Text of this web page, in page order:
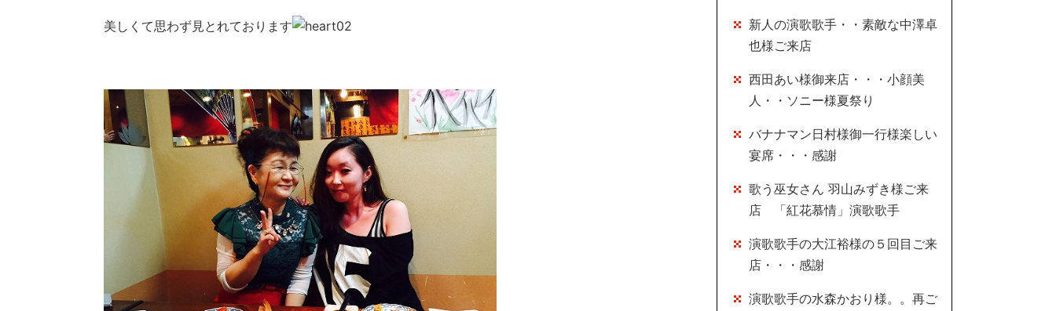
美しくて思わず見とれております
新人の演歌歌手・・素敵な中澤卓
也様ご来店
西田あい様御来店・・・小顔美
人・・ソニー様夏祭り
バナナマン日村様御一行様楽しい
宴席・・・感謝
歌う巫女さん 羽山みずき様ご来
店 「紅花慕情」演歌歌手
演歌歌手の大江裕様の５回目ご来
店・・・感謝
演歌歌手の水森かおり様。。再ご